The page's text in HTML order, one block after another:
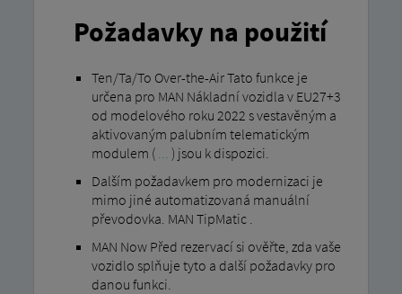
Požadavky na použití
Ten/Ta/To Over-the-Air Tato funkce je
určena pro MAN Nákladní vozidla v EU27+3
od modelového roku 2022 s vestavěným a
aktivovaným palubním telematickým
modulem (
) jsou k dispozici.
Dalším požadavkem pro modernizaci je
mimo jiné automatizovaná manuální
převodovka. MAN TipMatic .
MAN Now Před rezervací si ověřte, zda vaše
vozidlo splňuje tyto a další požadavky pro
danou funkci.